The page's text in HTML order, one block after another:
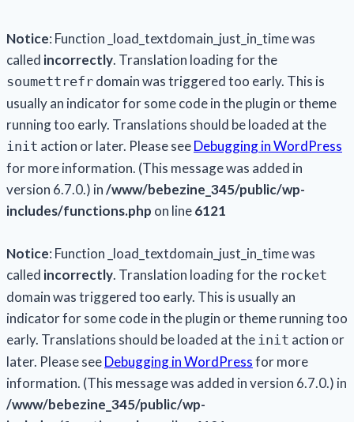
Notice: Function _load_textdomain_just_in_time was
called incorrectly. Translation loading for the
soumettrefr domain was triggered too early. This is
usually an indicator for some code in the plugin or theme
running too early. Translations should be loaded at the
init action or later. Please seeDebugging in WordPress
for more information. (This message was added in
version 6.7.0.) in/www/bebezine_345/public/wp-
includes/functions.php on line6121
Notice: Function _load_textdomain_just_in_time was
called incorrectly. Translation loading for the rocket
domain was triggered too early. This is usually an
indicator for some code in the plugin or theme running too
early. Translations should be loaded at the init action or
later. Please seeDebugging in WordPressfor more
information. (This message was added in version 6.7.0.) in
/www/bebezine_345/public/wp-